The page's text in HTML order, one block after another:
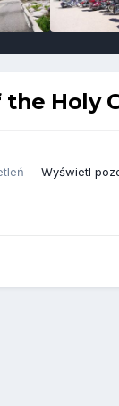
the Holy
Wyświetl